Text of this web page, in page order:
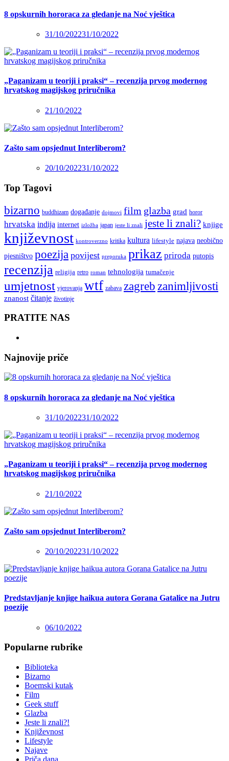
8 opskurnih hororaca za gledanje na Noć vještica
31/10/202231/10/2022
„Paganizam u teoriji i praksi“ – recenzija prvog modernog
hrvatskog magijskog priručnika
21/10/2022
Zašto sam opsjednut Interliberom?
20/10/202231/10/2022
Top Tagovi
bizarno buddhizam događanje dojmovi film glazba grad horor
hrvatska indija internet izložba japan jeste li znali jeste li znali? knjige
književnost kontroverzno kritika kultura lifestyle najava neobično
pjesništvo poezija povijest preporuka prikaz priroda putopis
recenzija religija retro roman tehnologija tumačenje
umjetnost vjerovanja wtf zabava zagreb zanimljivosti
znanost čitanje životinje
PRATITE NAS
Najnovije priče
8 opskurnih hororaca za gledanje na Noć vještica
31/10/202231/10/2022
„Paganizam u teoriji i praksi“ – recenzija prvog modernog
hrvatskog magijskog priručnika
21/10/2022
Zašto sam opsjednut Interliberom?
20/10/202231/10/2022
Predstavljanje knjige haikua autora Gorana Gatalice na Jutru
poezije
06/10/2022
Popularne rubrike
Biblioteka
Bizarno
Boemski kutak
Film
Geek stuff
Glazba
Jeste li znali?!
Književnost
Lifestyle
Najave
Priča dana